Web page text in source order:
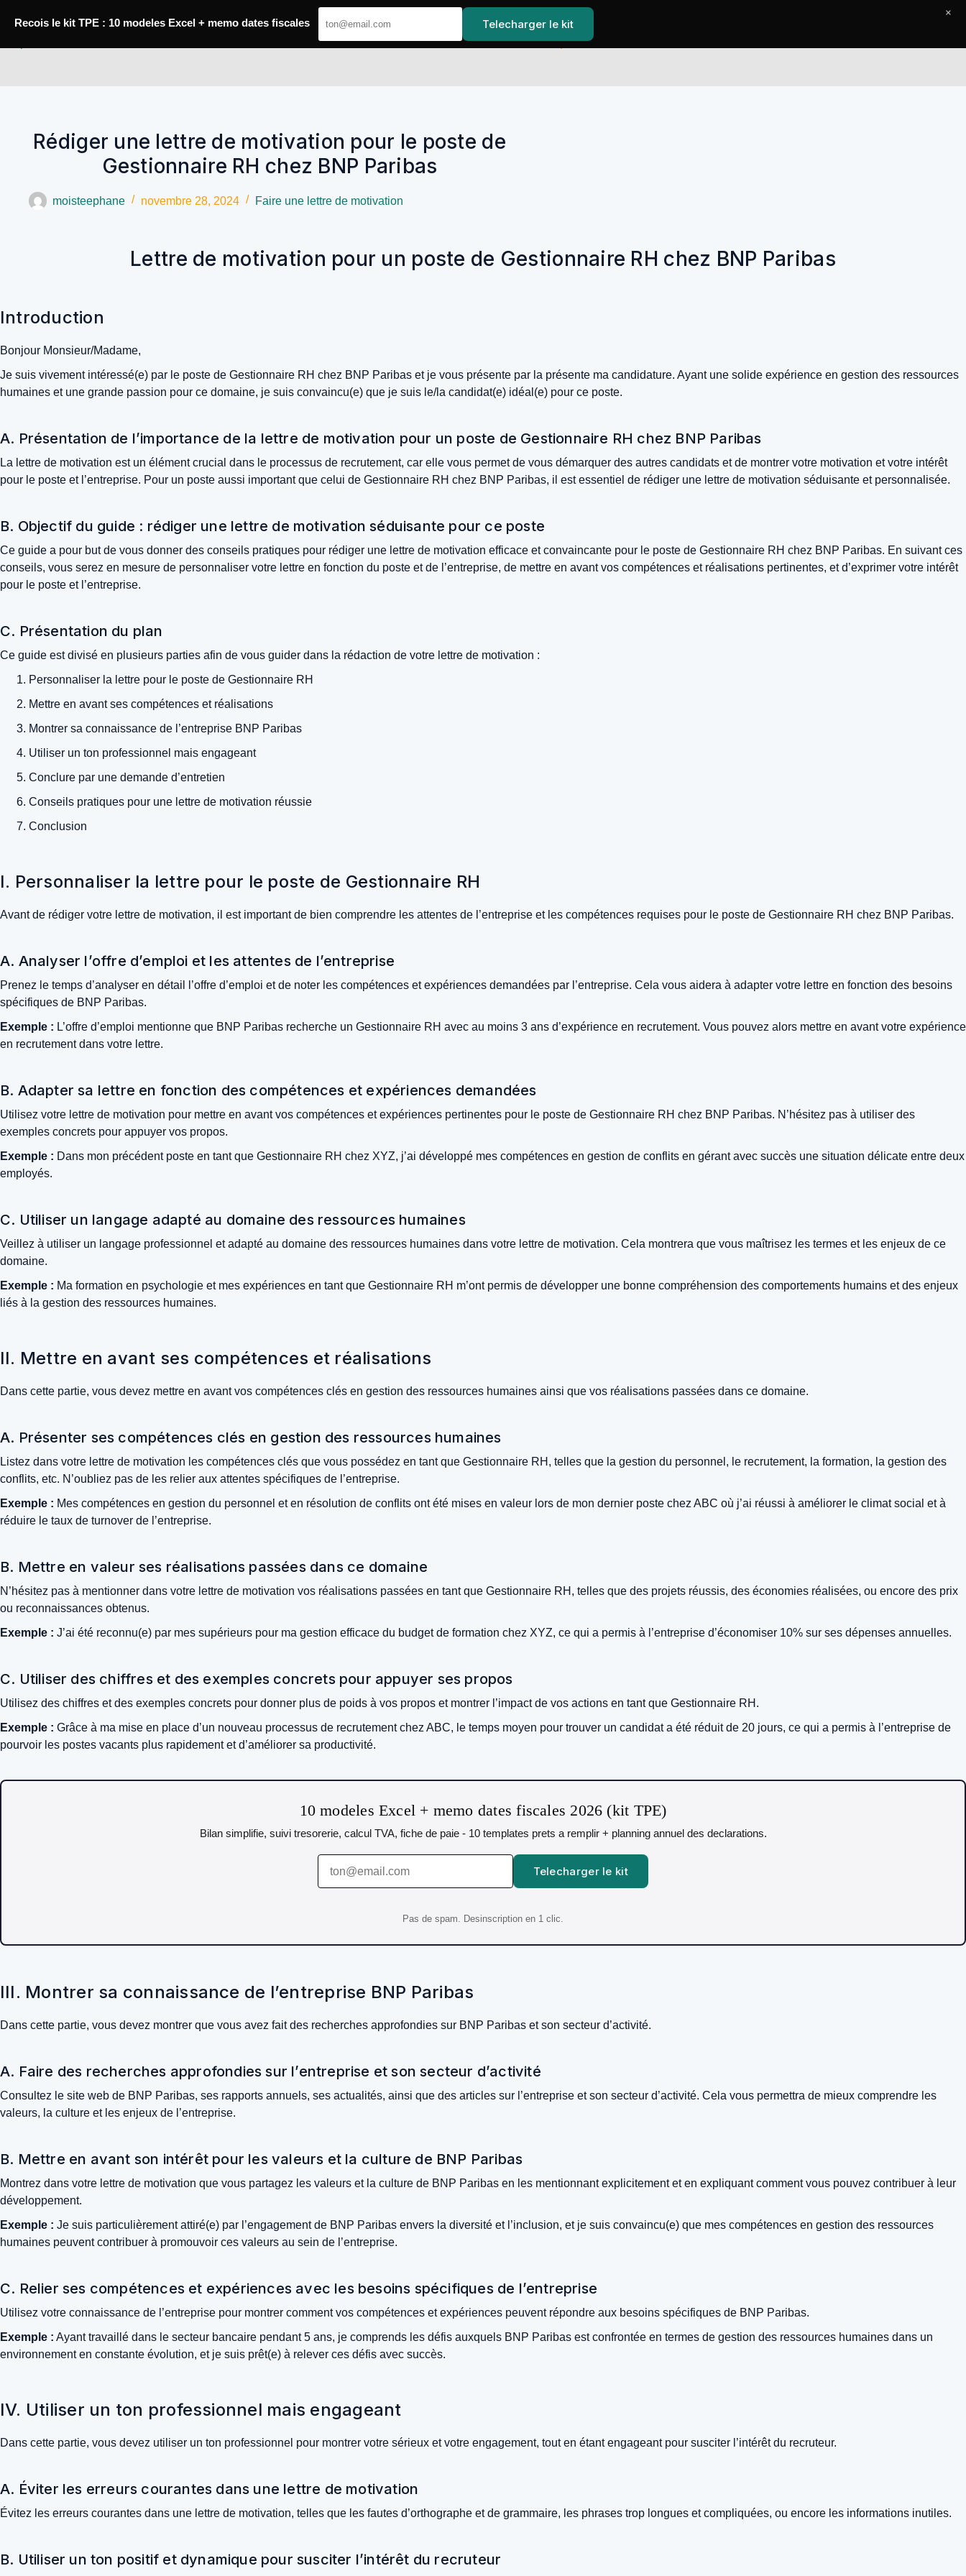
Rédiger une lettre de motivation pour le poste de
Gestionnaire RH chez BNP Paribas
moisteephane novembre 28, 2024 Faire une lettre de motivation
Lettre de motivation pour un poste de Gestionnaire RH chez BNP Paribas
Introduction
Bonjour Monsieur/Madame,
Je suis vivement intéressé(e) par le poste de Gestionnaire RH chez BNP Paribas et je vous présente par la présente ma candidature. Ayant une solide expérience en gestion des ressources
humaines et une grande passion pour ce domaine, je suis convaincu(e) que je suis le/la candidat(e) idéal(e) pour ce poste.
A. Présentation de l’importance de la lettre de motivation pour un poste de Gestionnaire RH chez BNP Paribas
La lettre de motivation est un élément crucial dans le processus de recrutement, car elle vous permet de vous démarquer des autres candidats et de montrer votre motivation et votre intérêt
pour le poste et l’entreprise. Pour un poste aussi important que celui de Gestionnaire RH chez BNP Paribas, il est essentiel de rédiger une lettre de motivation séduisante et personnalisée.
B. Objectif du guide : rédiger une lettre de motivation séduisante pour ce poste
Ce guide a pour but de vous donner des conseils pratiques pour rédiger une lettre de motivation efficace et convaincante pour le poste de Gestionnaire RH chez BNP Paribas. En suivant ces
conseils, vous serez en mesure de personnaliser votre lettre en fonction du poste et de l’entreprise, de mettre en avant vos compétences et réalisations pertinentes, et d’exprimer votre intérêt
pour le poste et l’entreprise.
C. Présentation du plan
Ce guide est divisé en plusieurs parties afin de vous guider dans la rédaction de votre lettre de motivation :
Personnaliser la lettre pour le poste de Gestionnaire RH
Mettre en avant ses compétences et réalisations
Montrer sa connaissance de l’entreprise BNP Paribas
Utiliser un ton professionnel mais engageant
Conclure par une demande d’entretien
Conseils pratiques pour une lettre de motivation réussie
Conclusion
I. Personnaliser la lettre pour le poste de Gestionnaire RH
Avant de rédiger votre lettre de motivation, il est important de bien comprendre les attentes de l’entreprise et les compétences requises pour le poste de Gestionnaire RH chez BNP Paribas.
A. Analyser l’offre d’emploi et les attentes de l’entreprise
Prenez le temps d’analyser en détail l’offre d’emploi et de noter les compétences et expériences demandées par l’entreprise. Cela vous aidera à adapter votre lettre en fonction des besoins
spécifiques de BNP Paribas.
Exemple : L’offre d’emploi mentionne que BNP Paribas recherche un Gestionnaire RH avec au moins 3 ans d’expérience en recrutement. Vous pouvez alors mettre en avant votre expérience
en recrutement dans votre lettre.
B. Adapter sa lettre en fonction des compétences et expériences demandées
Utilisez votre lettre de motivation pour mettre en avant vos compétences et expériences pertinentes pour le poste de Gestionnaire RH chez BNP Paribas. N’hésitez pas à utiliser des
exemples concrets pour appuyer vos propos.
Exemple : Dans mon précédent poste en tant que Gestionnaire RH chez XYZ, j’ai développé mes compétences en gestion de conflits en gérant avec succès une situation délicate entre deux
employés.
C. Utiliser un langage adapté au domaine des ressources humaines
Veillez à utiliser un langage professionnel et adapté au domaine des ressources humaines dans votre lettre de motivation. Cela montrera que vous maîtrisez les termes et les enjeux de ce
domaine.
Exemple : Ma formation en psychologie et mes expériences en tant que Gestionnaire RH m’ont permis de développer une bonne compréhension des comportements humains et des enjeux
liés à la gestion des ressources humaines.
II. Mettre en avant ses compétences et réalisations
Dans cette partie, vous devez mettre en avant vos compétences clés en gestion des ressources humaines ainsi que vos réalisations passées dans ce domaine.
A. Présenter ses compétences clés en gestion des ressources humaines
Listez dans votre lettre de motivation les compétences clés que vous possédez en tant que Gestionnaire RH, telles que la gestion du personnel, le recrutement, la formation, la gestion des
conflits, etc. N’oubliez pas de les relier aux attentes spécifiques de l’entreprise.
Exemple : Mes compétences en gestion du personnel et en résolution de conflits ont été mises en valeur lors de mon dernier poste chez ABC où j’ai réussi à améliorer le climat social et à
réduire le taux de turnover de l’entreprise.
B. Mettre en valeur ses réalisations passées dans ce domaine
N’hésitez pas à mentionner dans votre lettre de motivation vos réalisations passées en tant que Gestionnaire RH, telles que des projets réussis, des économies réalisées, ou encore des prix
ou reconnaissances obtenus.
Exemple : J’ai été reconnu(e) par mes supérieurs pour ma gestion efficace du budget de formation chez XYZ, ce qui a permis à l’entreprise d’économiser 10% sur ses dépenses annuelles.
C. Utiliser des chiffres et des exemples concrets pour appuyer ses propos
Utilisez des chiffres et des exemples concrets pour donner plus de poids à vos propos et montrer l’impact de vos actions en tant que Gestionnaire RH.
Exemple : Grâce à ma mise en place d’un nouveau processus de recrutement chez ABC, le temps moyen pour trouver un candidat a été réduit de 20 jours, ce qui a permis à l’entreprise de
pourvoir les postes vacants plus rapidement et d’améliorer sa productivité.
10 modeles Excel + memo dates fiscales 2026 (kit TPE)
Bilan simplifie, suivi tresorerie, calcul TVA, fiche de paie - 10 templates prets a remplir + planning annuel des declarations.
Telecharger le kit
Pas de spam. Desinscription en 1 clic.
III. Montrer sa connaissance de l’entreprise BNP Paribas
Dans cette partie, vous devez montrer que vous avez fait des recherches approfondies sur BNP Paribas et son secteur d’activité.
A. Faire des recherches approfondies sur l’entreprise et son secteur d’activité
Consultez le site web de BNP Paribas, ses rapports annuels, ses actualités, ainsi que des articles sur l’entreprise et son secteur d’activité. Cela vous permettra de mieux comprendre les
valeurs, la culture et les enjeux de l’entreprise.
B. Mettre en avant son intérêt pour les valeurs et la culture de BNP Paribas
Montrez dans votre lettre de motivation que vous partagez les valeurs et la culture de BNP Paribas en les mentionnant explicitement et en expliquant comment vous pouvez contribuer à leur
développement.
Exemple : Je suis particulièrement attiré(e) par l’engagement de BNP Paribas envers la diversité et l’inclusion, et je suis convaincu(e) que mes compétences en gestion des ressources
humaines peuvent contribuer à promouvoir ces valeurs au sein de l’entreprise.
C. Relier ses compétences et expériences avec les besoins spécifiques de l’entreprise
Utilisez votre connaissance de l’entreprise pour montrer comment vos compétences et expériences peuvent répondre aux besoins spécifiques de BNP Paribas.
Exemple : Ayant travaillé dans le secteur bancaire pendant 5 ans, je comprends les défis auxquels BNP Paribas est confrontée en termes de gestion des ressources humaines dans un
environnement en constante évolution, et je suis prêt(e) à relever ces défis avec succès.
IV. Utiliser un ton professionnel mais engageant
Dans cette partie, vous devez utiliser un ton professionnel pour montrer votre sérieux et votre engagement, tout en étant engageant pour susciter l’intérêt du recruteur.
A. Éviter les erreurs courantes dans une lettre de motivation
Évitez les erreurs courantes dans une lettre de motivation, telles que les fautes d’orthographe et de grammaire, les phrases trop longues et compliquées, ou encore les informations inutiles.
B. Utiliser un ton positif et dynamique pour susciter l’intérêt du recruteur
Recois le kit TPE : 10 modeles Excel + memo dates fiscales Telecharger le kit
×